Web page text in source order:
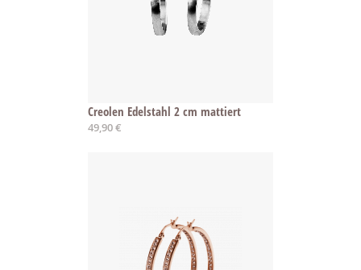
Creolen Edelstahl 2 cm mattiert
49,90 €